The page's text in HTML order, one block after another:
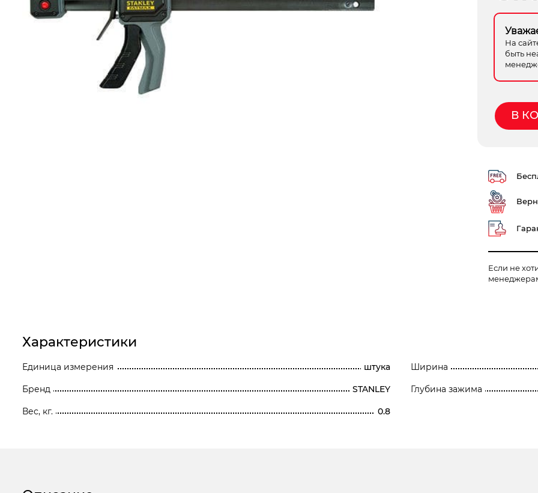
Компрессорное оборудование
Новогодние товары
Отопление и климат
Электроинструмент
Электрохозтовары
На
быть
В
Если не
Характеристики
Единица измерения штука
Бренд STANLEY
Вес, кг. 0.8
Ширина
Глубина зажима